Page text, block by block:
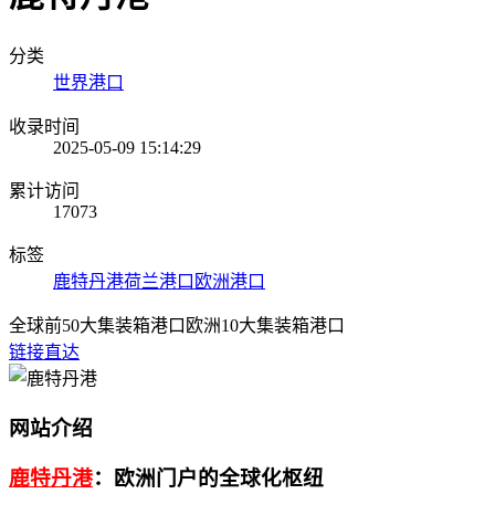
分类
世界港口
收录时间
2025-05-09 15:14:29
累计访问
17073
标签
鹿特丹港荷兰港口 欧洲港口
全球前50大集装箱港口 欧洲10大集装箱港口
链接直达
网站介绍
鹿特丹港：欧洲门户的全球化枢纽